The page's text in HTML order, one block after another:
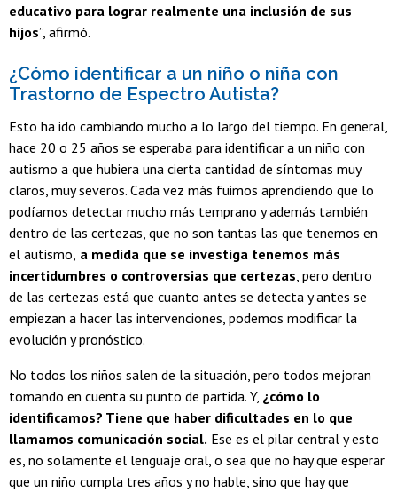
educativo para lograr realmente una inclusión de sus
hijos”, afirmó.
¿Cómo identificar a un niño o niña con
Trastorno de Espectro Autista?
Esto ha ido cambiando mucho a lo largo del tiempo. En general,
hace 20 o 25 años se esperaba para identificar a un niño con
autismo a que hubiera una cierta cantidad de síntomas muy
claros, muy severos. Cada vez más fuimos aprendiendo que lo
podíamos detectar mucho más temprano y además también
dentro de las certezas, que no son tantas las que tenemos en
el autismo, a medida que se investiga tenemos más
incertidumbres o controversias que certezas , pero dentro
de las certezas está que cuanto antes se detecta y antes se
empiezan a hacer las intervenciones, podemos modificar la
evolución y pronóstico.
No todos los niños salen de la situación, pero todos mejoran
tomando en cuenta su punto de partida. Y, ¿cómo lo
identificamos? Tiene que haber dificultades en lo que
llamamos comunicación social. Ese es el pilar central y esto
es, no solamente el lenguaje oral, o sea que no hay que esperar
que un niño cumpla tres años y no hable, sino que hay que